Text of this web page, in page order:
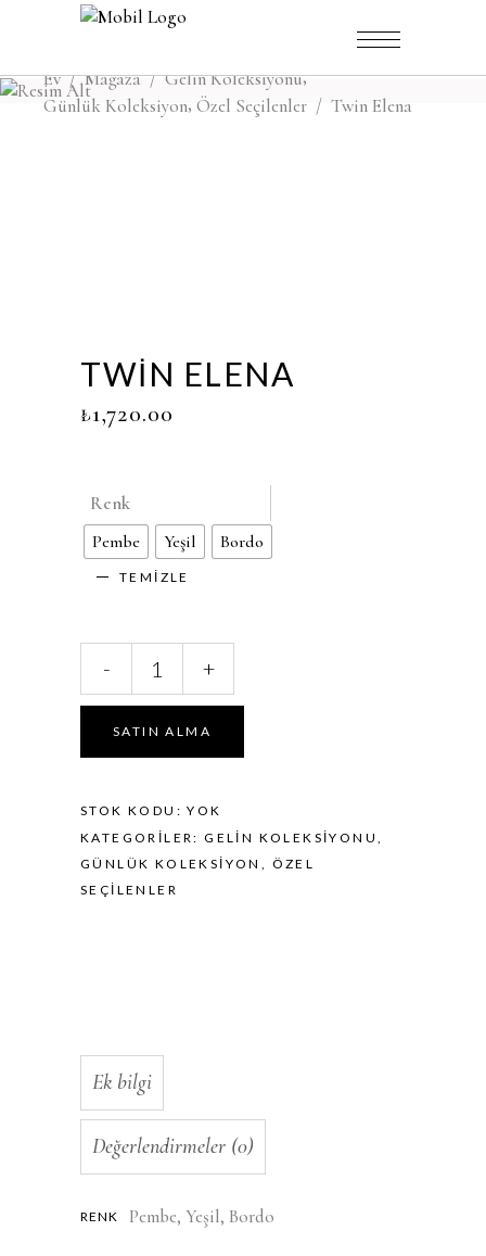
Ev/Mağaza/Gelin Koleksiyonu,
Günlük Koleksiyon, Özel Seçilenler / Twin Elena
TWIN ELENA
₺1,720.00
Renk
Pembe Yeşil Bordo
TEMIZLE
miktar
- +
SATIN ALMA
STOK KODU:YOK
KATEGORILER:GELIN KOLEKSIYONU,
GÜNLÜK KOLEKSIYON , ÖZEL
SEÇILENLER
Ek bilgi
Değerlendirmeler (0)
RENK Pembe, Yeşil, Bordo